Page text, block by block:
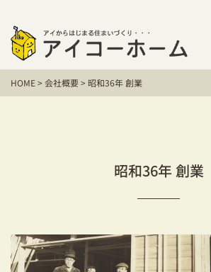
HOME
アイコーホームの家
お客様の声
保証／アフターサポ
二世帯住宅をお考え
HOME>会社概要> 昭和36年 創業
昭和36年 創業